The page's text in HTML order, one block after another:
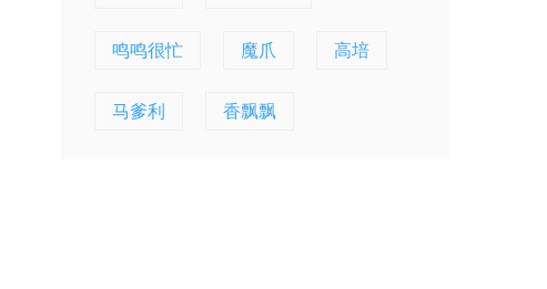
鸣鸣很忙 魔爪 高培
马爹利 香飘飘